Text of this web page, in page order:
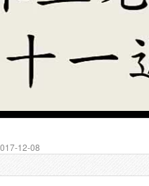
12-08